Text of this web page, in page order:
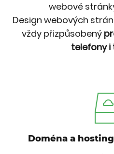
webové
Design webových
vždy přizpůsobený
telefony
Doména a